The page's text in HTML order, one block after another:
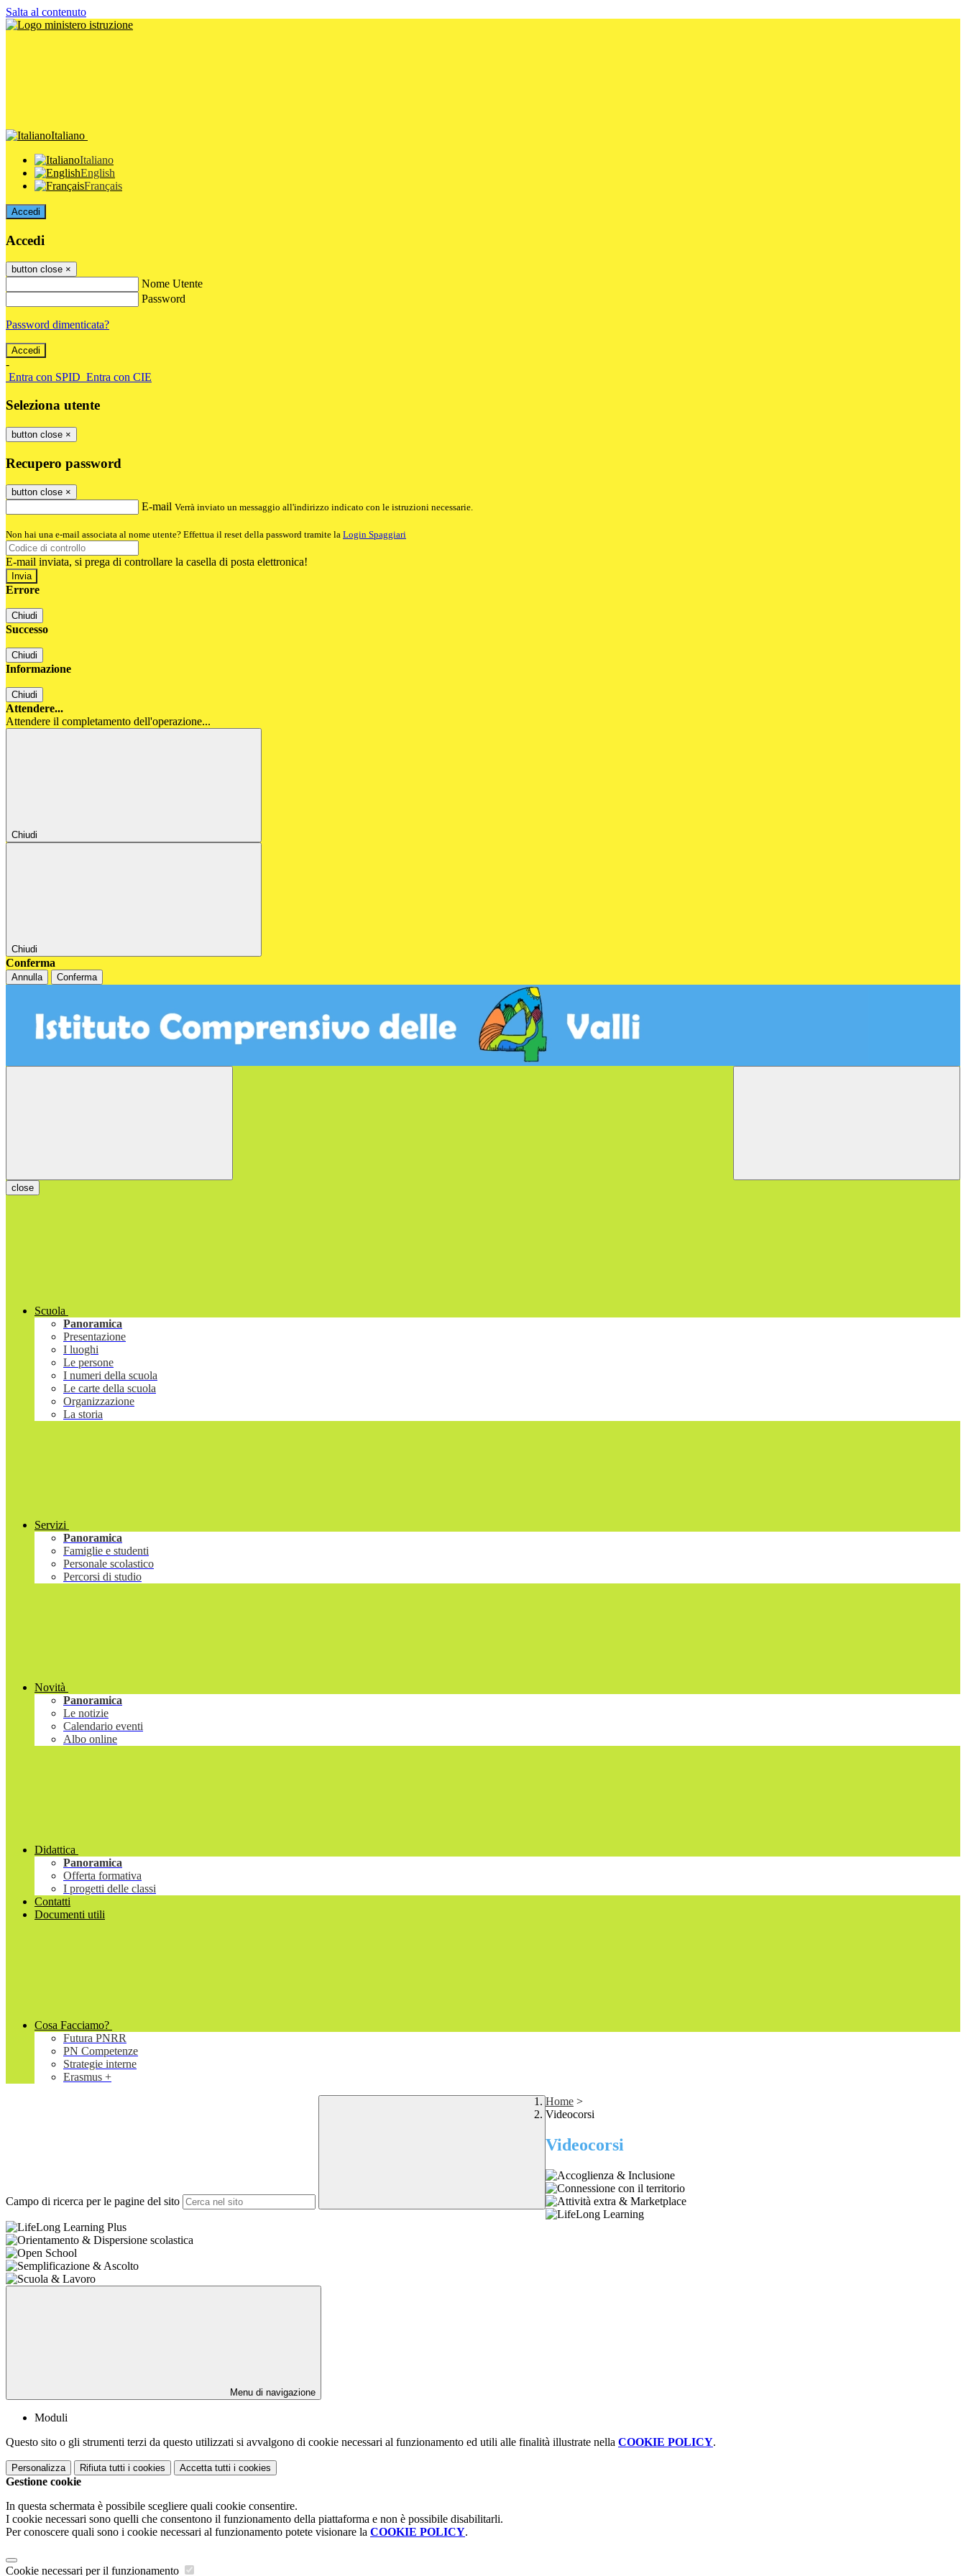
Salta al contenuto
Italiano
Italiano
English
Français
Accedi
Accedi
button close ×
Nome Utente
Password
Password dimenticata?
-
Entra con SPID Entra con CIE
Seleziona utente
button close ×
Recupero password
button close ×
E-mail Verrà inviato un messaggio all'indirizzo indicato con le istruzioni necessarie.
Non hai una e-mail associata al nome utente? Effettua il reset della password tramite la Login Spaggiari
E-mail inviata, si prega di controllare la casella di posta elettronica!
Errore
Chiudi
Successo
Chiudi
Informazione
Chiudi
Attendere...
Attendere il completamento dell'operazione...
Chiudi
Chiudi
Conferma
Annulla Conferma
close
Scuola
Panoramica
Presentazione
I luoghi
Le persone
I numeri della scuola
Le carte della scuola
Organizzazione
La storia
Servizi
Panoramica
Famiglie e studenti
Personale scolastico
Percorsi di studio
Novità
Panoramica
Le notizie
Calendario eventi
Albo online
Didattica
Panoramica
Offerta formativa
I progetti delle classi
Contatti
Documenti utili
Cosa Facciamo?
Futura PNRR
PN Competenze
Strategie interne
Erasmus +
Campo di ricerca per le pagine del sito
Home >
Videocorsi
Videocorsi
Menu di navigazione
Moduli
Questo sito o gli strumenti terzi da questo utilizzati si avvalgono di cookie necessari al funzionamento ed utili alle finalità illustrate nella COOKIE POLICY.
Personalizza Rifiuta tutti i cookies Accetta tutti i cookies
Gestione cookie
In questa schermata è possibile scegliere quali cookie consentire.
I cookie necessari sono quelli che consentono il funzionamento della piattaforma e non è possibile disabilitarli.
Per conoscere quali sono i cookie necessari al funzionamento potete visionare la COOKIE POLICY.
Cookie necessari per il funzionamento